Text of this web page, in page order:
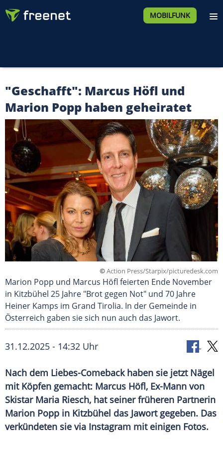
MOBILFUNK
"Geschafft": Marcus Höfl und
Marion Popp haben geheiratet
©Action Press/Starpix/picturedesk.com
Marion Popp und Marcus Höfl feierten Ende November
in Kitzbühel 25 Jahre "Brot gegen Not" und 70 Jahre
Heiner Kamps im Grand Tirolia. In der Gemeinde in
Österreich gaben sie sich nun auch das Jawort.
31.12.2025 - 14:32 Uhr
Nach dem Liebes-Comeback haben sie jetzt Nägel
mit Köpfen gemacht: Marcus Höfl, Ex-Mann von
Skistar Maria Riesch, hat seiner früheren Partnerin
Marion Popp in Kitzbühel das Jawort gegeben. Das
verkündeten sie via Instagram mit einigen Fotos.